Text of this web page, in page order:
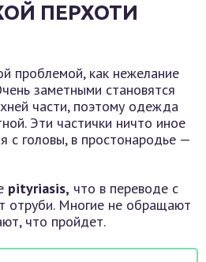
ПЕРХОТИ
проблемой, как нежелание
заметными становятся
части, поэтому одежда
Эти частички ничто иное
с головы, в простонародье —
pityriasis, что в переводе с
отруби. Многие не обращают
что пройдет.